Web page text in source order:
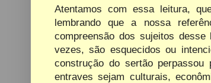
Atentamos com essa leitura,
lembrando que a nossa
compreensão dos sujeitos
vezes, são esquecidos ou
construção do sertão
entraves sejam culturais,